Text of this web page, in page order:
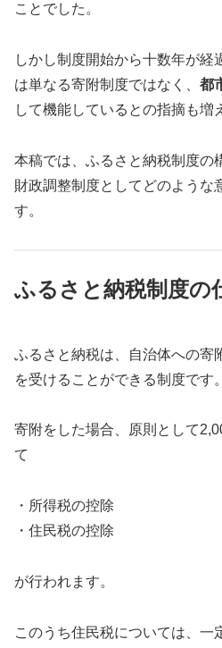
ことでした。
しかし制度開始から十数年が経
は単なる寄附制度ではなく、 都
して機能しているとの指摘も増
本稿では、ふるさと納税制度の
財政調整制度としてどのような
す。
ふるさと納税制度の
ふるさと納税は、自治体への寄
を受けることができる制度です。
寄附をした場合、原則として
て
・所得税の控除
・住民税の控除
が行われます。
このうち住民税については、一